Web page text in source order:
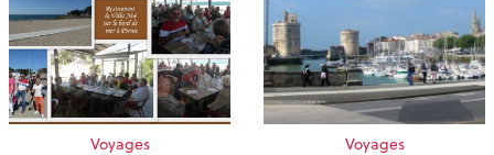
Voyages Voyages